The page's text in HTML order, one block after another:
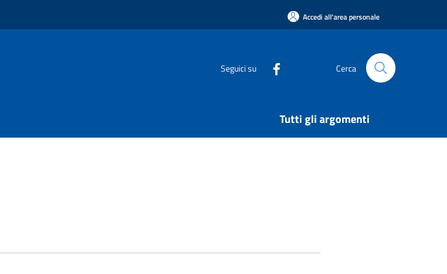
Accedi all'area personale
Seguici su Cerca
Tutti gli argomenti